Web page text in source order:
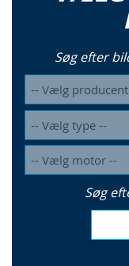
Søg efter
Søg